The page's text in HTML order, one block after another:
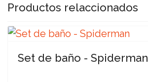
Productos relaccionados
Set de baño - Spiderman